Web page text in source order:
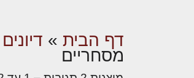
דף הבית » דיונים
מסחריים